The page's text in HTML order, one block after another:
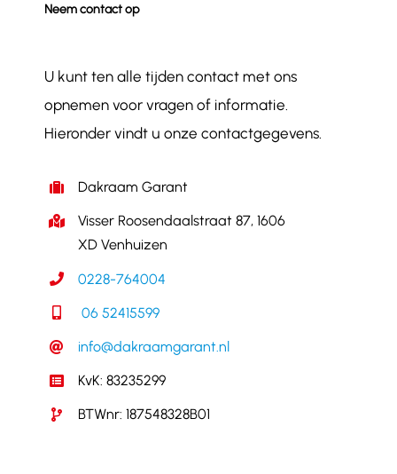
Neem contact op
U kunt ten alle tijden contact met ons
opnemen voor vragen of informatie.
Hieronder vindt u onze contactgegevens.
Dakraam Garant
Visser Roosendaalstraat 87, 1606
XD Venhuizen
0228-764004
06 52415599
info@dakraamgarant.nl
KvK: 83235299
BTWnr: 187548328B01